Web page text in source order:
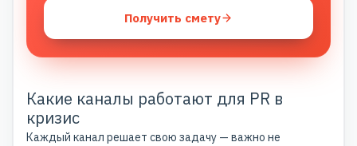
Получить смету
Какие каналы работают для PR в
кризис
Каждый канал решает свою задачу — важно не